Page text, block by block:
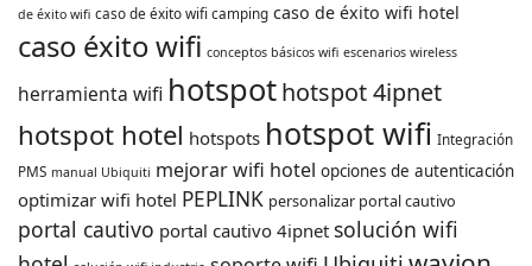
de éxito wifi caso de éxito wifi camping caso de éxito wifi hotel
caso éxito wifi conceptos básicos wifi escenarios wireless
herramienta wifi hotspothotspot 4ipnet
hotspot hotel hotspots hotspot wifi Integración
PMS manual Ubiquiti mejorar wifi hotel opciones de autenticación
optimizar wifi hotel PEPLINK personalizar portal cautivo
portal cautivo portal cautivo 4ipnet solución wifi